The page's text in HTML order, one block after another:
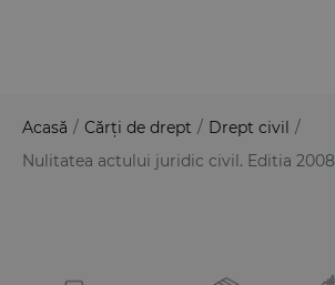
Acasă / Cărți de drept / Drept civil /
Nulitatea actului juridic civil. Editia 2008